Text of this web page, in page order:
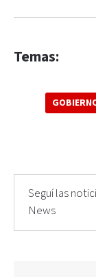
Temas:
Seguí las
News